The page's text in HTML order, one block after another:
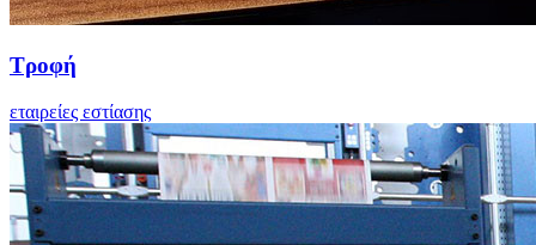
Τροφή
εταιρείες εστίασης